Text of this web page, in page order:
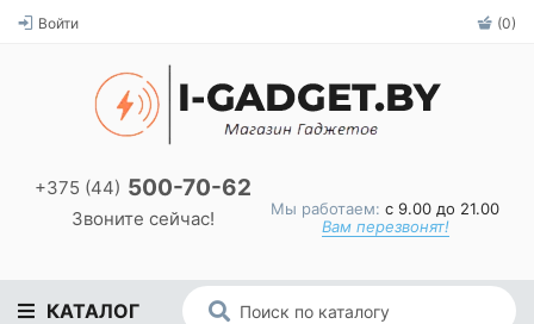
Войти (0)
+375 (44) 500-70-62
Звоните сейчас! Мы работаем: с 9.00 до 21.00
Вам перезвонят!
КАТАЛОГ